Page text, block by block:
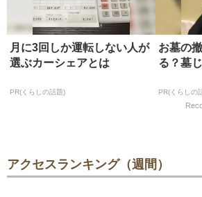
月に3回しか運転しない人が
選ぶカーシェアとは
PR(くらしの話題)
お墓の
る？墓
PR(くらしの
アクセスランキング（週間）